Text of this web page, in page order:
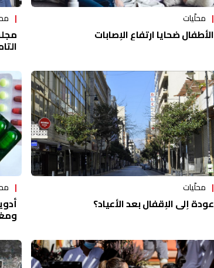
محلّيات
الأطفال ضحايا ارتفاع الإصابات
محلّيات
عودة إلى الإقفال بعد الأعياد؟